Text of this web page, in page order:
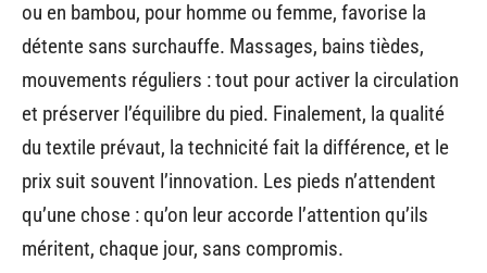
ou en bambou, pour homme ou femme, favorise la
détente sans surchauffe. Massages, bains tièdes,
mouvements réguliers : tout pour activer la circulation
et préserver l’équilibre du pied. Finalement, la qualité
du textile prévaut, la technicité fait la différence, et le
prix suit souvent l’innovation. Les pieds n’attendent
qu’une chose : qu’on leur accorde l’attention qu’ils
méritent, chaque jour, sans compromis.